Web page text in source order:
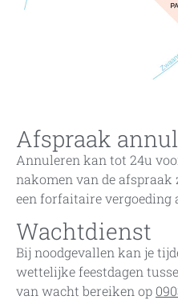
Afspraak
Annuleren kan tot 24u
nakomen van de
een forfaitaire vergoeding
Wachtdienst
Bij noodgevallen kan je
wettelijke feestdagen
van wacht bereiken op